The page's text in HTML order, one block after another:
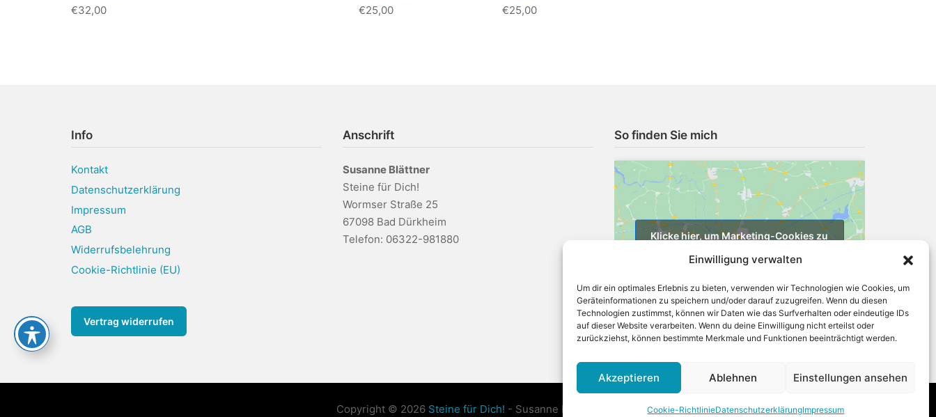
Einwilligung verwalten
Um dir ein optimales Erlebnis zu bieten, verwenden wir Technologien wie Cookies, um
Geräteinformationen zu speichern und/oder darauf zuzugreifen. Wenn du diesen
Technologien zustimmst, können wir Daten wie das Surfverhalten oder eindeutige IDs
auf dieser Website verarbeiten. Wenn du deine Einwilligung nicht erteilst oder
zurückziehst, können bestimmte Merkmale und Funktionen beeinträchtigt werden.
Akzeptieren Ablehnen Einstellungen ansehen
Cookie-RichtlinieDatenschutzerklärungImpressum
€32,00
€25,00
€25,00
Info
Kontakt
Datenschutzerklärung
Impressum
AGB
Widerrufsbelehrung
Cookie-Richtlinie (EU)
Vertrag widerrufen
Anschrift
Susanne Blättner
Steine für Dich!
Wormser Straße 25
67098 Bad Dürkheim
Telefon: 06322-981880
So finden Sie mich
Klicke hier, um Marketing-Cookies zu
aktivieren
Copyright © 2026 Steine für Dich! - Susanne Blättner